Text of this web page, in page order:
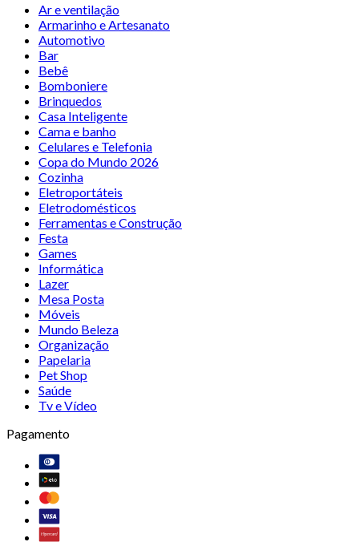
Ar e ventilação
Armarinho e Artesanato
Automotivo
Bar
Bebê
Bomboniere
Brinquedos
Casa Inteligente
Cama e banho
Celulares e Telefonia
Copa do Mundo 2026
Cozinha
Eletroportáteis
Eletrodomésticos
Ferramentas e Construção
Festa
Games
Informática
Lazer
Mesa Posta
Móveis
Mundo Beleza
Organização
Papelaria
Pet Shop
Saúde
Tv e Vídeo
Pagamento